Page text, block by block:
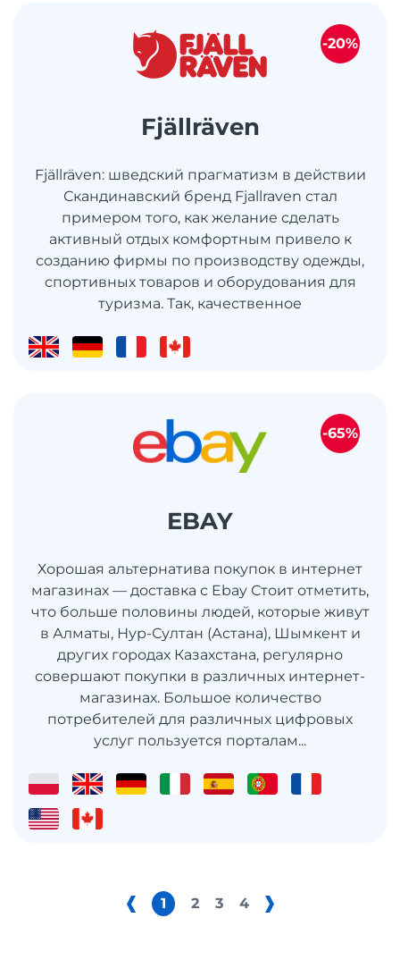
Fjällräven
Fjällräven: шведский прагматизм в действии
Скандинавский бренд Fjallraven стал
примером того, как желание сделать
активный отдых комфортным привело к
созданию фирмы по производству одежды,
спортивных товаров и оборудования для
туризма. Так, качественное
-20%
EBAY
Хорошая альтернатива покупок в интернет
магазинах — доставка с Ebay Стоит отметить,
что больше половины людей, которые живут
в Алматы, Нур-Султан (Астана), Шымкент и
других городах Казахстана, регулярно
совершают покупки в различных интернет-
магазинах. Большое количество
потребителей для различных цифровых
услуг пользуется порталам...
-65%
1 2 3 4